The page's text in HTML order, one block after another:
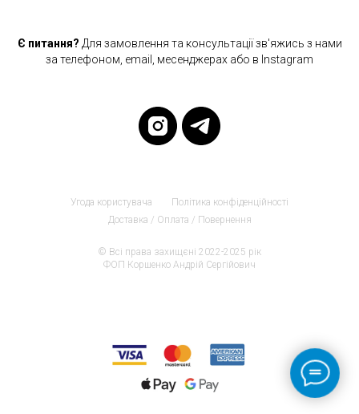
Є питання? Для замовлення та консультації зв'яжись з нами
за телефоном, email, месенджерах або в Instagram
Угода користувача
Політика конфіденційності
Доставка / Оплата / Повернення
© Всі права захищєні 2022-2025 рік
ФОП Коршенко Андрій Сергійович